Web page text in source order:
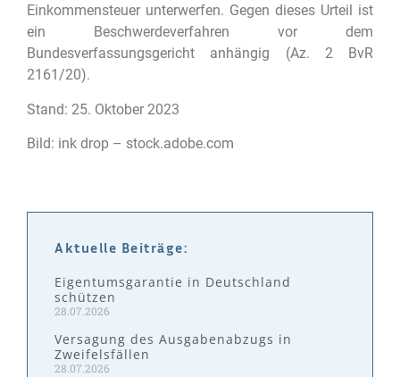
Einkommensteuer unterwerfen. Gegen dieses Urteil ist
ein Beschwerdeverfahren vor dem
Bundesverfassungsgericht anhängig (Az. 2 BvR
2161/20).
Stand: 25. Oktober 2023
Bild: ink drop – stock.adobe.com
Aktuelle Beiträge:
Eigentumsgarantie in Deutschland
schützen
28.07.2026
Versagung des Ausgabenabzugs in
Zweifelsfällen
28.07.2026